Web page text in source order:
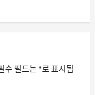
수 필드는 *로 표시됩